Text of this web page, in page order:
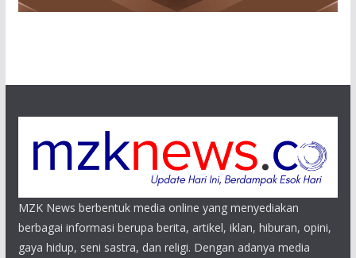
MZK News berbentuk media online yang menyediakan
berbagai informasi berupa berita, artikel, iklan, hiburan, opini,
gaya hidup, seni sastra, dan religi. Dengan adanya media